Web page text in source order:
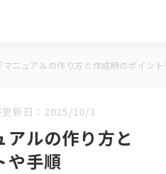
マニュアルの作り方と作成時のポイン
新日： 2025/10/3
ルの作り方と
や手順